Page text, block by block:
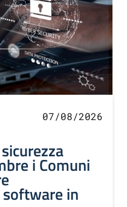
07/08/2026
i Comuni
software in